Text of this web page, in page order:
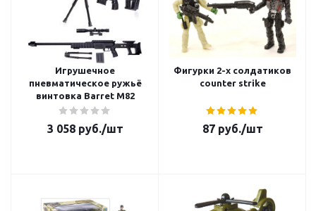
Игрушечное
пневматическое ружьё
винтовка Barret M82
3 058руб./шт
Фигурки 2-х солдатиков
counter strike
87руб./шт